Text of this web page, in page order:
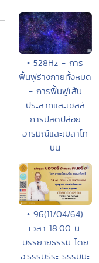
• 528Hz - การ
ฟื้นฟูร่างกายทั้งหมด
- การฟื้นฟูเส้น
ประสาทและเซลล์
การปลดปล่อย
อารมณ์และเมลาโท
นิน
• 96(11/04/64)
เวลา 18.00 น.
บรรยายธรรม โดย
อ.ธรรมธีระ ธรรมมะ